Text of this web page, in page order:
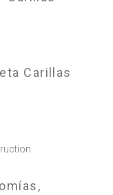
Carillas